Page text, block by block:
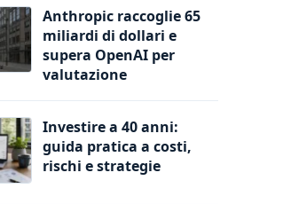
Anthropic raccoglie 65
miliardi di dollari e
supera OpenAI per
valutazione
Investire a 40 anni:
guida pratica a costi,
rischi e strategie